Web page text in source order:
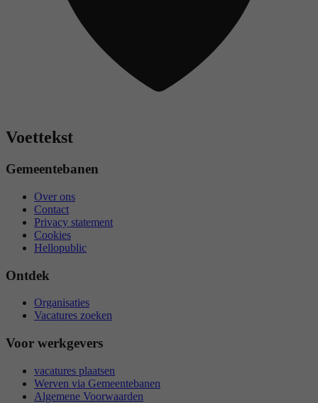
Voettekst
Gemeentebanen
Over ons
Contact
Privacy statement
Cookies
Hellopublic
Ontdek
Organisaties
Vacatures zoeken
Voor werkgevers
vacatures plaatsen
Werven via Gemeentebanen
Algemene Voorwaarden